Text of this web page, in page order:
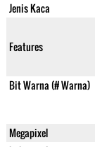
Jenis Kaca
Features
Bit Warna (# Warna)
Megapixel